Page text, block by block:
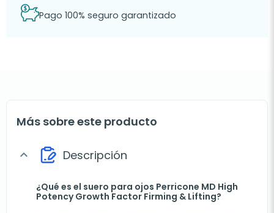
Pago 100% seguro garantizado
Más sobre este producto
expand_more Descripción
¿Qué es el suero para ojos Perricone MD High
Potency Growth Factor Firming & Lifting?